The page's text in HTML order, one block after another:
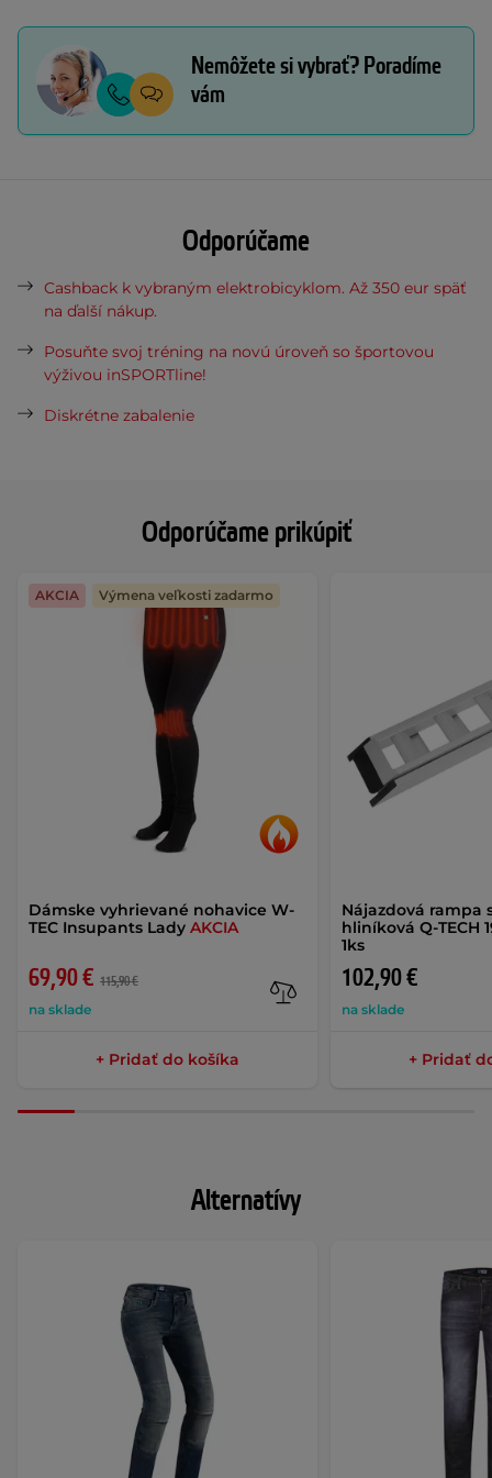
Odporúčame prikúpiť
Dámske vyhrievané nohavice W-
TEC Insupants Lady AKCIA
69,90 € 115,90 €
na sklade
AKCIA Výmena veľkosti zadarmo
+ Pridať do košíka
Nájazdová rampa
hliníková Q-TECH
1ks
102,90 €
na sklade
+ Pridať
Nemôžete si vybrať? Poradíme
vám
Odporúčame
Cashback k vybraným elektrobicyklom. Až 350 eur späť
na ďalší nákup.
Posuňte svoj tréning na novú úroveň so športovou
výživou inSPORTline!
Diskrétne zabalenie
Alternatívy